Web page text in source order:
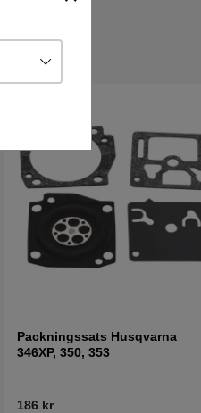
Packningssats Husqvarna
346XP, 350, 353
186 kr